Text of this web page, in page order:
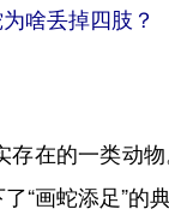
啥丢掉四肢？
在的一类动物
“画蛇添足”的